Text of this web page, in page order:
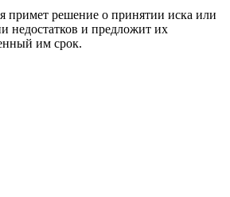
примет решение о принятии иска или
недостатков и предложит их
им срок.